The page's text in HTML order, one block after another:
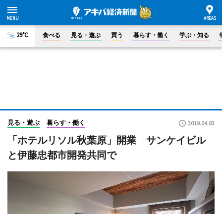
29°C 食べる 見る・遊ぶ 買う 暮らす・働く 学ぶ・知る
見る・遊ぶ 暮らす・働く 2019.04.03
「ホテルリソル秋葉原」開業 サンケイビル
と伊藤忠都市開発共同で